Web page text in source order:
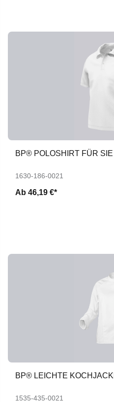
BP® POLOSHIRT FÜR SIE
1630-186-0021
Ab 46,19 €*
BP® LEICHTE
1535-435-0021